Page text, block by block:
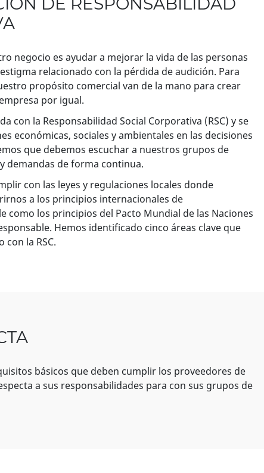
negocio es ayudar a mejorar la vida de las personas
relacionado con la pérdida de audición. Para
propósito comercial van de la mano para crear
por igual.
con la Responsabilidad Social Corporativa (RSC) y se
económicas, sociales y ambientales en las decisiones
que debemos escuchar a nuestros grupos de
demandas de forma continua.
con las leyes y regulaciones locales donde
a los principios internacionales de
los principios del Pacto Mundial de las Naciones
Hemos identificado cinco áreas clave que
la RSC.
básicos que deben cumplir los proveedores de
a sus responsabilidades para con sus grupos de